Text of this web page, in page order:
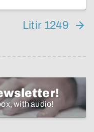
Litir 1249
with audio!